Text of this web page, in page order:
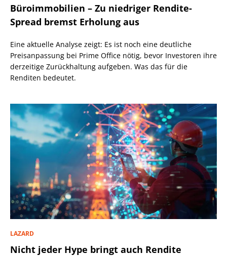
Büroimmobilien – Zu niedriger Rendite-
Spread bremst Erholung aus
Eine aktuelle Analyse zeigt: Es ist noch eine deutliche
Preisanpassung bei Prime Office nötig, bevor Investoren ihre
derzeitige Zurückhaltung aufgeben. Was das für die
Renditen bedeutet.
LAZARD
Nicht jeder Hype bringt auch Rendite